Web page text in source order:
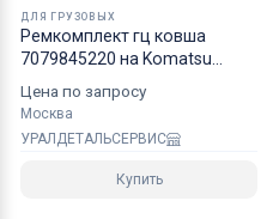
ДЛЯ ГРУЗОВЫХ
Рeмкoмплeкт гц ковша
7079845220 на Komatsu
Цена по запросу
Москва
УРАЛДЕТАЛЬСЕРВИС
Купить